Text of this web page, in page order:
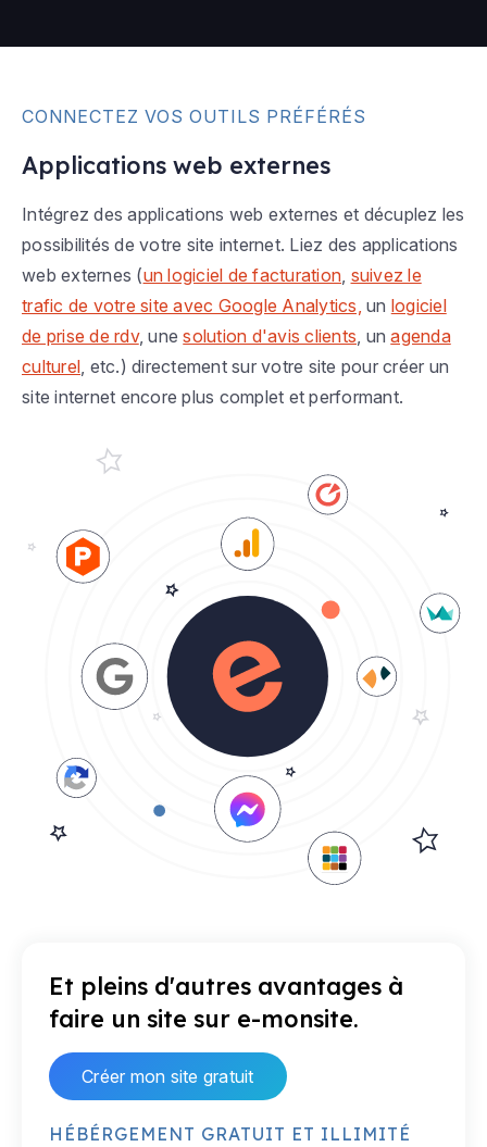
CONNECTEZ VOS OUTILS PRÉFÉRÉS
Applications web externes
Intégrez des applications web externes et décuplez les
possibilités de votre site internet. Liez des applications
web externes (un logiciel de facturation, suivez le
trafic de votre site avec Google Analytics, un logiciel
de prise de rdv, unesolution d'avis clients, unagenda
culturel, etc.) directement sur votre site pour créer un
site internet encore plus complet et performant.
Et pleins d'autres avantages à
faire un site sur e-monsite.
Créer mon site gratuit
HÉBÉRGEMENT GRATUIT ET ILLIMITÉ